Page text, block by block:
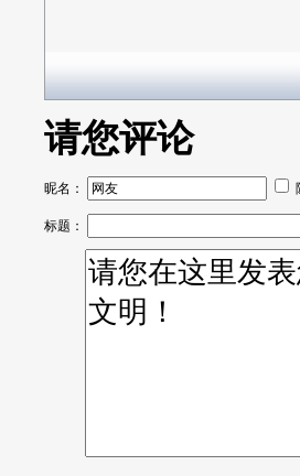
请您评论
昵名：
标题：